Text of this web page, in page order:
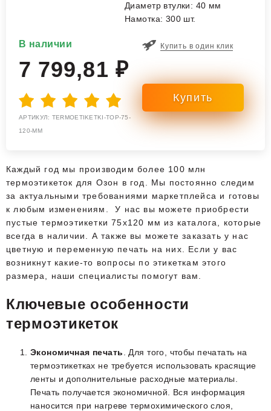
Диаметр втулки: 40 мм
Намотка: 300 шт.
В наличии
7 799,81 ₽
АРТИКУЛ: TERMOETIKETKI-TOP-75-
120-MM
Купить в один клик
Каждый год мы производим более 100 млн
термоэтикеток для Озон в год. Мы постоянно следим
за актуальными требованиями маркетплейса и готовы
к любым изменениям. У нас вы можете приобрести
пустые термоэтикетки 75х120 мм из каталога, которые
всегда в наличии. А также вы можете заказать у нас
цветную и переменную печать на них. Если у вас
возникнут какие-то вопросы по этикеткам этого
размера, наши специалисты помогут вам.
Ключевые особенности
термоэтикеток
Экономичная печать . Для того, чтобы печатать на
термоэтикетках не требуется использовать красящие
ленты и дополнительные расходные материалы.
Печать получается экономичной. Вся информация
наносится при нагреве термохимического слоя,